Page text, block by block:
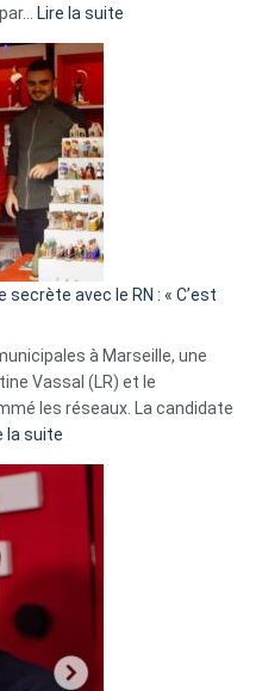
Lire la suite
Algérie
avec le RN : « C’est
à Marseille, une
Vassal (LR) et le
les réseaux. La candidate
la suite
Martine
Vassal
d’alliance
secrète